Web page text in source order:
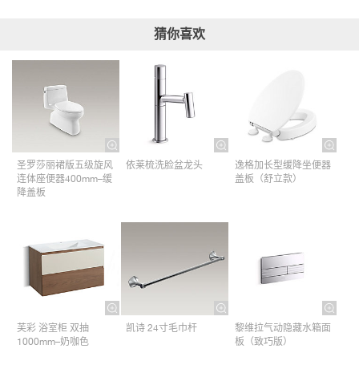
猜你喜欢
圣罗莎丽裙版五级旋风
连体座便器400mm–缓
降盖板
依莱梳洗脸盆龙头
逸格加长型缓降坐便器
盖板（舒立款）
芙彩 浴室柜 双抽
1000mm–奶咖色
凯诗 24寸毛巾杆​
黎维拉气动隐藏水箱面
板（致巧版）